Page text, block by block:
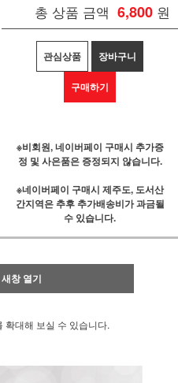
총 상품 금액 6,800 원
관심상품 장바구니
구매하기
※비회원, 네이버페이 구매시 추가증
정 및 사은품은 증정되지 않습니다.
※네이버페이 구매시 제주도, 도서산
간지역은 추후 추가배송비가 과금될
수 있습니다.
창 열기
확대해 보실 수 있습니다.